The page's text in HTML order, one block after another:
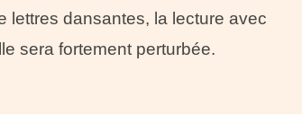
lettres dansantes, la lecture avec
sera fortement perturbée.